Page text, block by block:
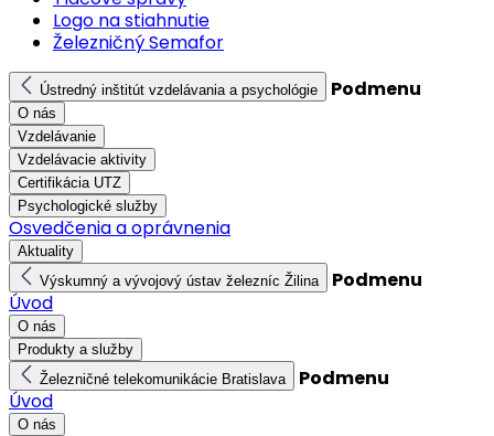
Logo na stiahnutie
Železničný Semafor
Ústredný inštitút vzdelávania a psychológie Podmenu
O nás
Vzdelávanie
Vzdelávacie aktivity
Certifikácia UTZ
Psychologické služby
Osvedčenia a oprávnenia
Aktuality
Výskumný a vývojový ústav železníc Žilina
Podmenu
Úvod
O nás
Produkty a služby
Železničné telekomunikácie Bratislava
Podmenu
Úvod
O nás